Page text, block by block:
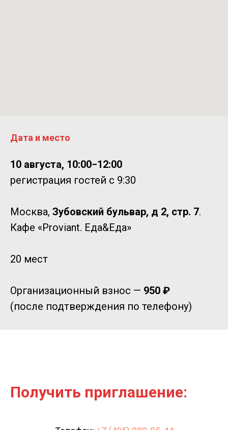
Дата и место
10 августа, 10:00−12:00
регистрация гостей с 9:30
Москва, Зубовский бульвар, д 2, стр. 7.
Кафе «Proviant. Еда&Еда»
20 мест
Организационный взнос — 950 ₽
(после подтверждения по телефону)
Получить приглашение: